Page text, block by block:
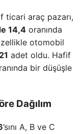
ticari araç pazarı,
14,4 oranında
otomobil
adet oldu. Hafif
bir düşüşle
Dağılım
’sını A, B ve C